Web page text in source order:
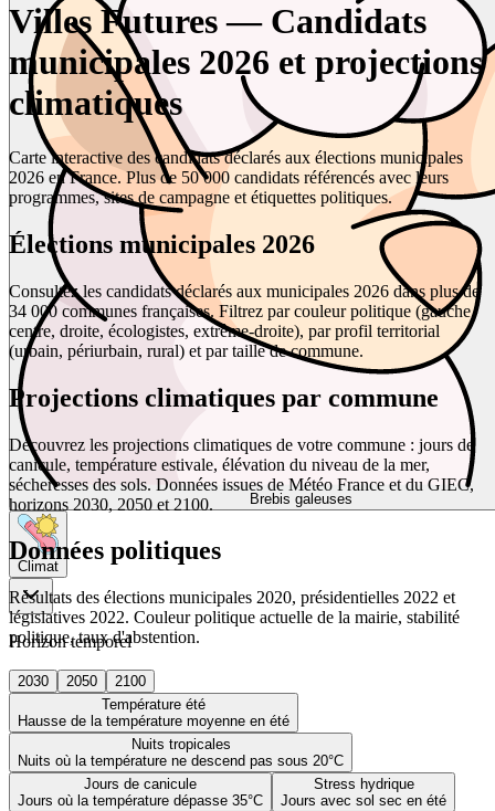
Brebis galeuses
Climat
Horizon temporel
2030 2050
2100
Température été
Hausse de la température moyenne en été
Nuits tropicales
Nuits où la température ne descend pas sous 20°C
Jours de canicule
Jours où la température dépasse 35°C
Stress hydrique
Jours avec sol sec en été
Villes Futures — Candidats
municipales 2026 et projections
climatiques
Carte interactive des candidats déclarés aux élections municipales
2026 en France. Plus de 50 000 candidats référencés avec leurs
programmes, sites de campagne et étiquettes politiques.
Élections municipales 2026
Consultez les candidats déclarés aux municipales 2026 dans plus de
34 000 communes françaises. Filtrez par couleur politique (gauche,
centre, droite, écologistes, extrême-droite), par profil territorial
(urbain, périurbain, rural) et par taille de commune.
Projections climatiques par commune
Découvrez les projections climatiques de votre commune : jours de
canicule, température estivale, élévation du niveau de la mer,
sécheresses des sols. Données issues de Météo France et du GIEC,
horizons 2030, 2050 et 2100.
Données politiques
Résultats des élections municipales 2020, présidentielles 2022 et
législatives 2022. Couleur politique actuelle de la mairie, stabilité
politique, taux d'abstention.